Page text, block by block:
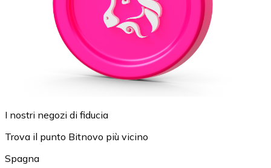
I nostri negozi di fiducia
Trova il punto Bitnovo più vicino
Spagna